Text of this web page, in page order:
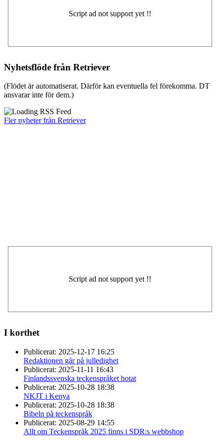
Nyhetsflöde från Retriever
(Flödet är automatiserat. Därför kan eventuella fel förekomma. DT
ansvarar inte för dem.)
Fler nyheter från Retriever
I korthet
Publicerat: 2025-12-17 16:25
Redaktionen går på julledighet
Publicerat: 2025-11-11 16:43
Finlandssvenska teckenspråket hotat
Publicerat: 2025-10-28 18:38
NKJT i Kenya
Publicerat: 2025-10-28 18:38
Bibeln på teckenspråk
Publicerat: 2025-08-29 14:55
Allt om Teckenspråk 2025 finns i SDR:s webbshop